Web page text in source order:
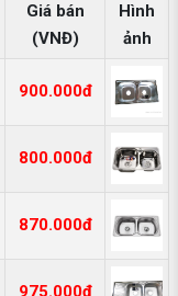
Giá bán
(VNĐ)
Hình
ảnh
900.000đ
800.000đ
870.000đ
975.000đ